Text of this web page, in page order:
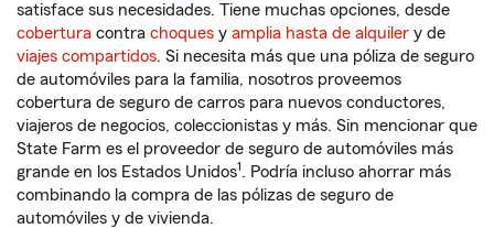
satisface sus necesidades. Tiene muchas opciones, desde
cobertura contra choques y amplia hasta de alquiler y de
viajes compartidos. Si necesita más que una póliza de seguro
de automóviles para la familia, nosotros proveemos
cobertura de seguro de carros para nuevos conductores,
viajeros de negocios, coleccionistas y más. Sin mencionar que
State Farm es el proveedor de seguro de automóviles más
grande en los Estados Unidos1. Podría incluso ahorrar más
combinando la compra de las pólizas de seguro de
automóviles y de vivienda.